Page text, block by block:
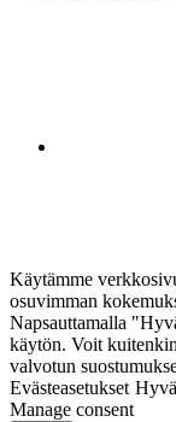
Käytämme
osuvimman
Napsauttamalla
käytön. Voit
valvotun
Evästeasetukset
Manage consent